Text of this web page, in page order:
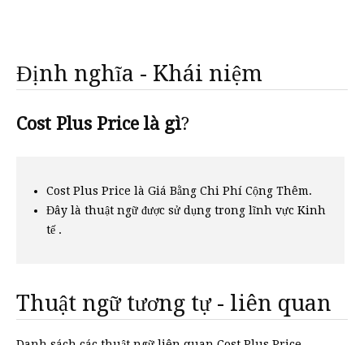
Định nghĩa - Khái niệm
Cost Plus Price là gì?
Cost Plus Price là Giá Bằng Chi Phí Cộng Thêm.
Đây là thuật ngữ được sử dụng trong lĩnh vực Kinh
tế .
Thuật ngữ tương tự - liên quan